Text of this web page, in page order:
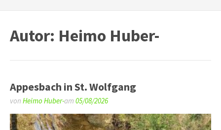
Autor: Heimo Huber-
Appesbach in St. Wolfgang
von Heimo Huber-am 05/08/2026